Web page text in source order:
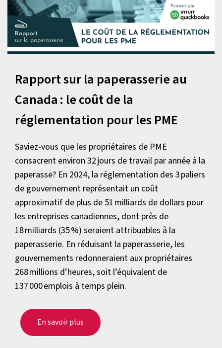
Rapport sur la paperasserie au
Canada : le coût de la
réglementation pour les PME
Saviez-vous que les propriétaires de PME
consacrent environ 32 jours de travail par année à la
paperasse? En 2024, la réglementation des 3 paliers
de gouvernement représentait un coût
approximatif de plus de 51 milliards de dollars pour
les entreprises canadiennes, dont près de
18 milliards (35 %) seraient attribuables à la
paperasserie. En réduisant la paperasserie, les
gouvernements redonneraient aux propriétaires
268 millions d’heures, soit l’équivalent de
137 000 emplois à temps plein.
En savoir plus